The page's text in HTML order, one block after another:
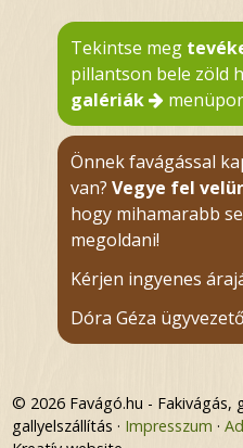
Tekintse meg
pillantson bele zöld
galériák
Önnek favágással
van? Vegye fel
hogy mihamarabb
megoldani!
Kérjen ingyenes
Dóra Géza ügyvezető
© 2026 Favágó.hu - Fakivágás,
gallyelszállítás
Impresszum